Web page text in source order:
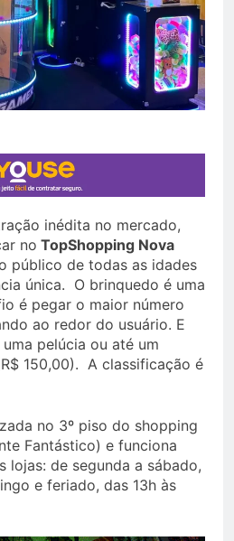
inédita no mercado,
no TopShopping Nova
público de todas as idades
única. O brinquedo é uma
é pegar o maior número
ao redor do usuário. E
pelúcia ou até um
150,00). A classificação é
no 3º piso do shopping
Fantástico) e funciona
lojas: de segunda a sábado,
e feriado, das 13h às